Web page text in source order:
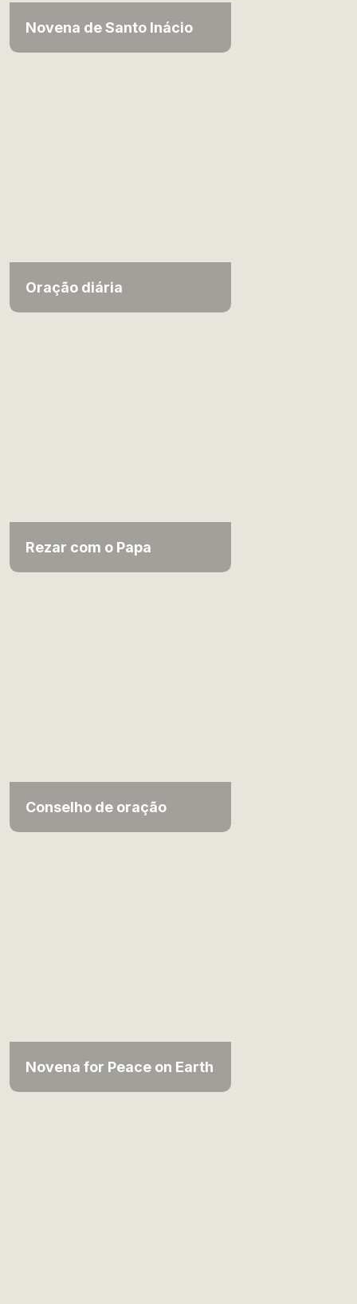
Novena de Santo Inácio
Oração diária
Rezar com o Papa
Conselho de oração
Novena for Peace on Earth